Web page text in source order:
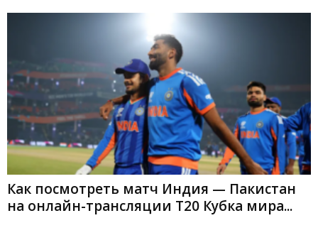
Как посмотреть матч Индия — Пакистан
на онлайн-трансляции Т20 Кубка мира...